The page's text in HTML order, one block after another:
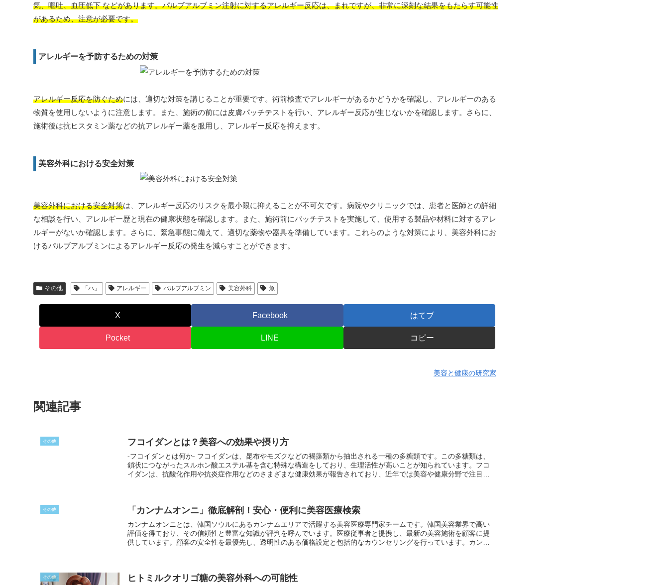
気、嘔吐、血圧低下などがあります。パルブアルブミン注射に対するアレルギー反応は、まれですが、非常に深刻な結果をもたらす可能性
があるため、注意が必要です。
アレルギーを予防するための対策
アレルギー反応を防ぐためには、適切な対策を講じることが重要です。術前検査でアレルギーがあるかどうかを確認し、アレルギーのある
物質を使用しないように注意します。また、施術の前には皮膚パッチテストを行い、アレルギー反応が生じないかを確認します。さらに、
施術後は抗ヒスタミン薬などの抗アレルギー薬を服用し、アレルギー反応を抑えます。
美容外科における安全対策
美容外科における安全対策は、アレルギー反応のリスクを最小限に抑えることが不可欠です。病院やクリニックでは、患者と医師との詳細
な相談を行い、アレルギー歴と現在の健康状態を確認します。また、施術前にパッチテストを実施して、使用する製品や材料に対するアレ
ルギーがないか確認します。さらに、緊急事態に備えて、適切な薬物や器具を準備しています。これらのような対策により、美容外科にお
けるパルブアルブミンによるアレルギー反応の発生を減らすことができます。
その他 「ハ」 アレルギー パルブアルブミン 美容外科 魚
X Facebook はてブ
Pocket LINE コピー
美容と健康の研究家
関連記事
その他 フコイダンとは？美容への効果や摂り方
-フコイダンとは何か- フコイダンは、昆布やモズクなどの褐藻類から抽出される一種の多糖類です。この多糖類は、
鎖状につながったスルホン酸エステル基を含む特殊な構造をしており、生理活性が高いことが知られています。フコ
イダンは、抗酸化作用や抗炎症作用などのさまざまな健康効果が報告されており、近年では美容や健康分野で注目を
その他 「カンナムオンニ」徹底解剖！安心・便利に美容医療検索
カンナムオンニとは、韓国ソウルにあるカンナムエリアで活躍する美容医療専門家チームです。韓国美容業界で高い
評価を得ており、その信頼性と豊富な知識が評判を呼んでいます。医療従事者と提携し、最新の美容施術を顧客に提
供しています。顧客の安全性を最優先し、透明性のある価格設定と包括的なカウンセリングを行っています。カンナ
その他 ヒトミルクオリゴ糖の美容外科への可能性